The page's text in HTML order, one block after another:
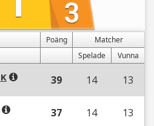
Poäng
Matcher
Spelade
Vunna
39 14 13
37 14 13